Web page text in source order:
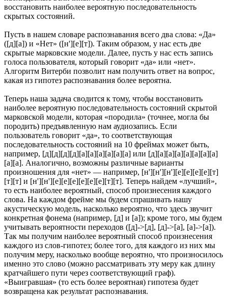
восстановить наиболее вероятную последовательность
скрытых состояний.
Пусть в нашем словаре распознавания всего два слова: «Да»
([д][а]) и «Нет» ([н'][е][т]). Таким образом, у нас есть две
скрытые марковские модели. Далее, пусть у нас есть запись
голоса пользователя, который говорит «да» или «нет».
Алгоритм Витерби позволит нам получить ответ на вопрос,
какая из гипотез распознавания более вероятна.
Теперь наша задача сводится к тому, чтобы восстановить
наиболее вероятную последовательность состояний скрытой
марковской модели, которая «породила» (точнее, могла бы
породить) предъявленную нам аудиозапись. Если
пользователь говорит «да», то соответствующая
последовательность состояний на 10 фреймах может быть,
например, [д][д][д][д][а][а][а][а][а][а] или [д][а][а][а][а][а][а][а]
[а][а]. Аналогично, возможны различные варианты
произношения для «нет» — например, [н'][н'][н'][е][е][е][е][т]
[т][т] и [н'][н'][е][е][е][е][е][е][т][т]. Теперь найдем «лучший»,
то есть наиболее вероятный, способ произнесения каждого
слова. На каждом фрейме мы будем спрашивать нашу
акустическую модель, насколько вероятно, что здесь звучит
конкретная фонема (например, [д] и [а]); кроме того, мы будем
учитывать вероятности переходов ([д]->[д], [д]->[а], [а]->[а]).
Так мы получим наиболее вероятный способ произнесения
каждого из слов-гипотез; более того, для каждого из них мы
получим меру, насколько вообще вероятно, что произносилось
именно это слово (можно рассматривать эту меру как длину
кратчайшего пути через соответствующий граф).
«Выигравшая» (то есть более вероятная) гипотеза будет
возвращена как результат распознавания.